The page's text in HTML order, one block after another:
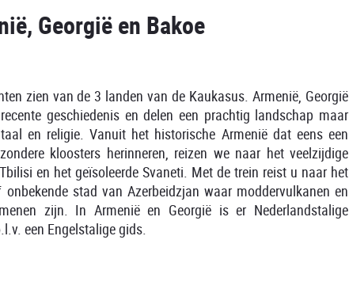
Georgië en Bakoe
zien van de 3 landen van de Kaukasus. Armenië, Georgië
geschiedenis en delen een prachtig landschap maar
en religie. Vanuit het historische Armenië dat eens een
kloosters herinneren, reizen we naar het veelzijdige
en het geïsoleerde Svaneti. Met de trein reist u naar het
stad van Azerbeidzjan waar moddervulkanen en
zijn. In Armenië en Georgië is er Nederlandstalige
een Engelstalige gids.